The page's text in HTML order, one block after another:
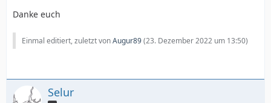
Danke euch
Einmal editiert, zuletzt vonAugur89(23. Dezember 2022 um 13:50)
Selur